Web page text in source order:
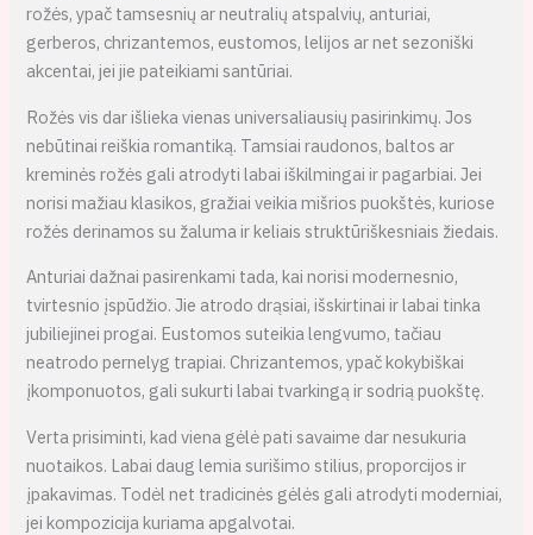
rožės, ypač tamsesnių ar neutralių atspalvių, anturiai,
gerberos, chrizantemos, eustomos, lelijos ar net sezoniški
akcentai, jei jie pateikiami santūriai.
Rožės vis dar išlieka vienas universaliausių pasirinkimų. Jos
nebūtinai reiškia romantiką. Tamsiai raudonos, baltos ar
kreminės rožės gali atrodyti labai iškilmingai ir pagarbiai. Jei
norisi mažiau klasikos, gražiai veikia mišrios puokštės, kuriose
rožės derinamos su žaluma ir keliais struktūriškesniais žiedais.
Anturiai dažnai pasirenkami tada, kai norisi modernesnio,
tvirtesnio įspūdžio. Jie atrodo drąsiai, išskirtinai ir labai tinka
jubiliejinei progai. Eustomos suteikia lengvumo, tačiau
neatrodo pernelyg trapiai. Chrizantemos, ypač kokybiškai
įkomponuotos, gali sukurti labai tvarkingą ir sodrią puokštę.
Verta prisiminti, kad viena gėlė pati savaime dar nesukuria
nuotaikos. Labai daug lemia surišimo stilius, proporcijos ir
įpakavimas. Todėl net tradicinės gėlės gali atrodyti moderniai,
jei kompozicija kuriama apgalvotai.